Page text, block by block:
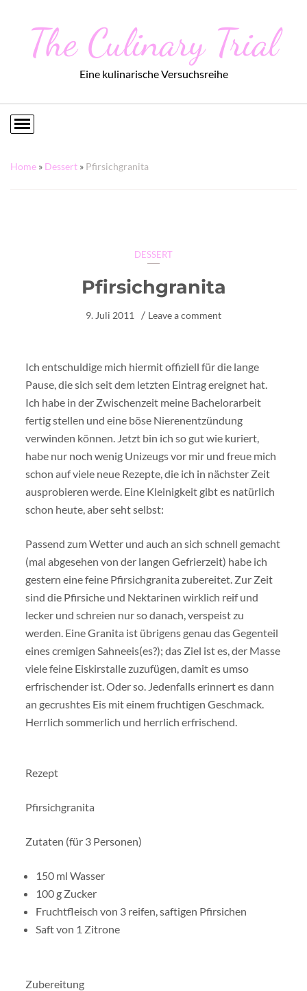
The Culinary Trial
Eine kulinarische Versuchsreihe
Home » Dessert » Pfirsichgranita
DESSERT
Pfirsichgranita
9. Juli 2011 Leave a comment
Ich entschuldige mich hiermit offiziell für die lange
Pause, die sich seit dem letzten Eintrag ereignet hat.
Ich habe in der Zwischenzeit meine Bachelorarbeit
fertig stellen und eine böse Nierenentzündung
verwinden können. Jetzt bin ich so gut wie kuriert,
habe nur noch wenig Unizeugs vor mir und freue mich
schon auf viele neue Rezepte, die ich in nächster Zeit
ausprobieren werde. Eine Kleinigkeit gibt es natürlich
schon heute, aber seht selbst:
Passend zum Wetter und auch an sich schnell gemacht
(mal abgesehen von der langen Gefrierzeit) habe ich
gestern eine feine Pfirsichgranita zubereitet. Zur Zeit
sind die Pfirsiche und Nektarinen wirklich reif und
lecker und schreien nur so danach, verspeist zu
werden. Eine Granita ist übrigens genau das Gegenteil
eines cremigen Sahneeis(es?); das Ziel ist es, der Masse
viele feine Eiskirstalle zuzufügen, damit es umso
erfrischender ist. Oder so. Jedenfalls erinnert es dann
an gecrushtes Eis mit einem fruchtigen Geschmack.
Herrlich sommerlich und herrlich erfrischend.
Rezept
Pfirsichgranita
Zutaten (für 3 Personen)
150 ml Wasser
100 g Zucker
Fruchtfleisch von 3 reifen, saftigen Pfirsichen
Saft von 1 Zitrone
Zubereitung